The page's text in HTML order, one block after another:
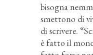
bisogna
smettono di
di scrivere.
è fatto il